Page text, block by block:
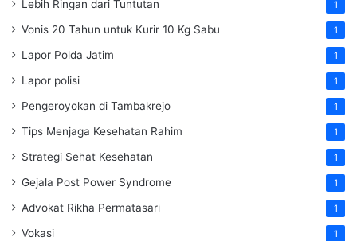
Lebih Ringan dari Tuntutan 1
Vonis 20 Tahun untuk Kurir 10 Kg Sabu 1
Lapor Polda Jatim 1
Lapor polisi 1
Pengeroyokan di Tambakrejo 1
Tips Menjaga Kesehatan Rahim 1
Strategi Sehat Kesehatan 1
Gejala Post Power Syndrome 1
Advokat Rikha Permatasari 1
Vokasi 1